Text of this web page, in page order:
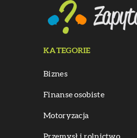
KATEGORIE
Biznes
Finanse osobiste
Motoryzacja
Przemysł i rolnictwo